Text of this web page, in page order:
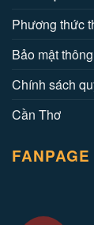
Phương thức
Bảo mật
Chính sách
Cần Thơ